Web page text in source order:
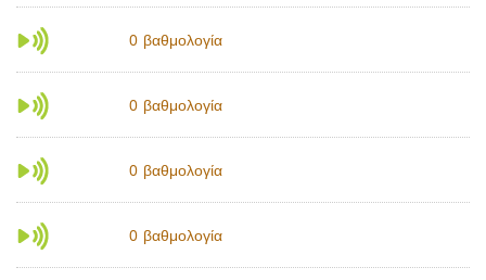
0 βαθμολογία
0 βαθμολογία
0 βαθμολογία
0 βαθμολογία